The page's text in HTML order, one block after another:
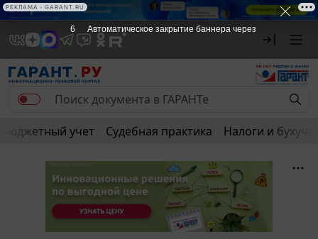
Бюджетный учет Судебная практика Налоги и
5 Автоматическое закрытие баннера через
РЕКЛАМА • GARANT.RU